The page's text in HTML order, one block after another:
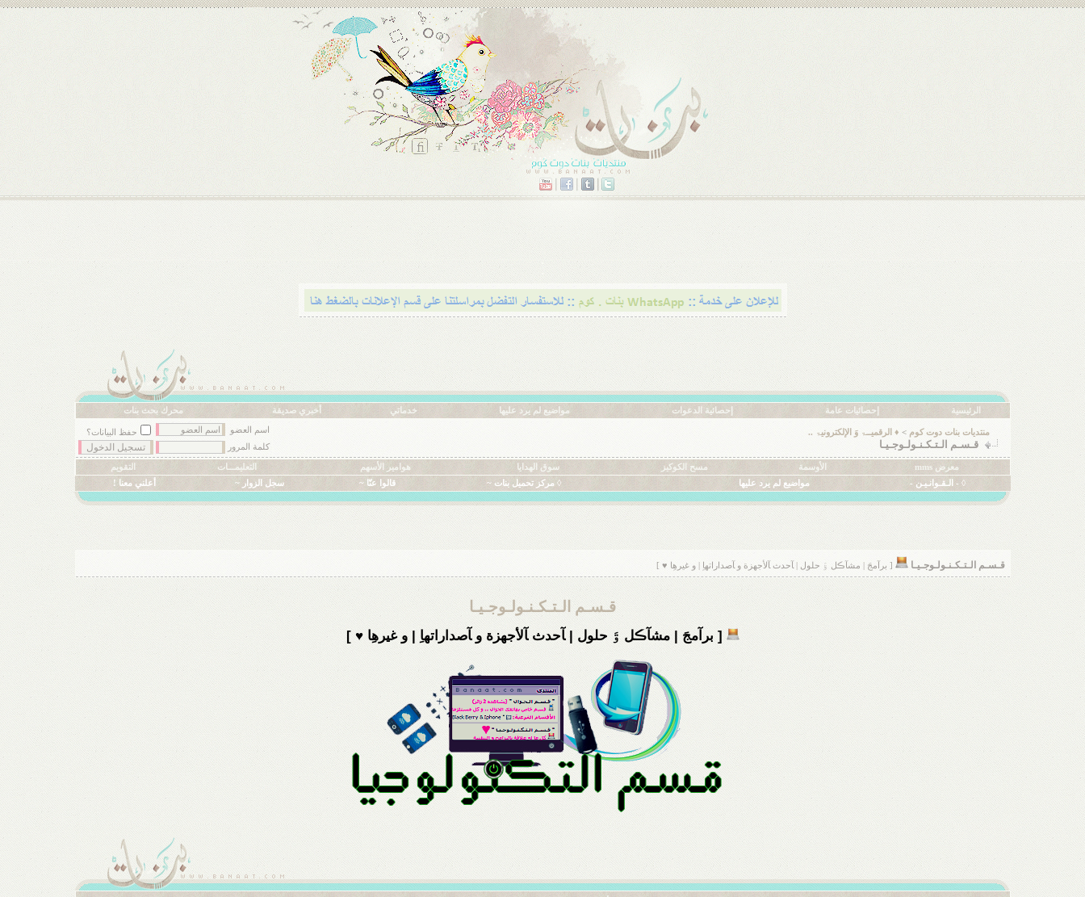
الرئيسية إحصائيات عامة إحصائية الدعوات مواضيع لم يرد عليها خدماتي أخبري صديقة محرك بحث بنات
منتديات بنات دوت كوم > ♦ الرقميــۃ وَ الإلكترونيۃ ..
قـسـم الـتـكـنـولـوجـيـا
اسم العضو
حفظ البيانات؟
كلمة المرور
معرض mms الأوسمة مسح الكوكيز سوق الهدايا هوامير الأسهم التعليمـــات
التقويم
◊ - الـقـوانـيـن -
مواضيع لم يرد عليها ◊ مركز تحميل بنات ~ قالوا عنّا ~ سجل الزوار ~ أعلني معنا !
قـسـم الـتـكـنـولـوجـيـا [ برآمجَ | مشآڪل ۊَ حلول | ﺂحدث ﺂلأجهزة و ﺂصداراتهاِ | و غيرهِا ♥ ]
قـسـم الـتـكـنـولـوجـيـا
[ برآمجَ | مشآڪل ۊَ حلول | ﺂحدث ﺂلأجهزة و ﺂصداراتهاِ | و غيرهِا ♥ ]